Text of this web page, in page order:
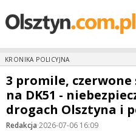
KRONIKA POLICYJNA
3 promile, czerwone
na DK51 -
drogach Olsztyna i
Redakcja·2026-07-06 16:09